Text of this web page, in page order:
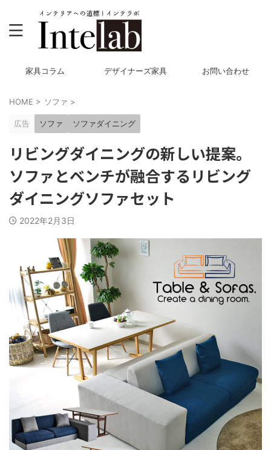
家具コラム デザイナーズ家具 お問い合わせ
HOME > ソファ >
広告 ソファ ソファダイニング
リビングダイニングの新しい提案。
ソファとベンチが融合するリビング
ダイニングソファセット
2022年2月3日